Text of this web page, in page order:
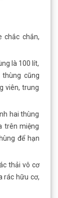
chắc chắn,
là 100 lít,
cũng
viên, trung
hai thùng
trên miệng
để hạn
thải vô cơ
rác hữu cơ,